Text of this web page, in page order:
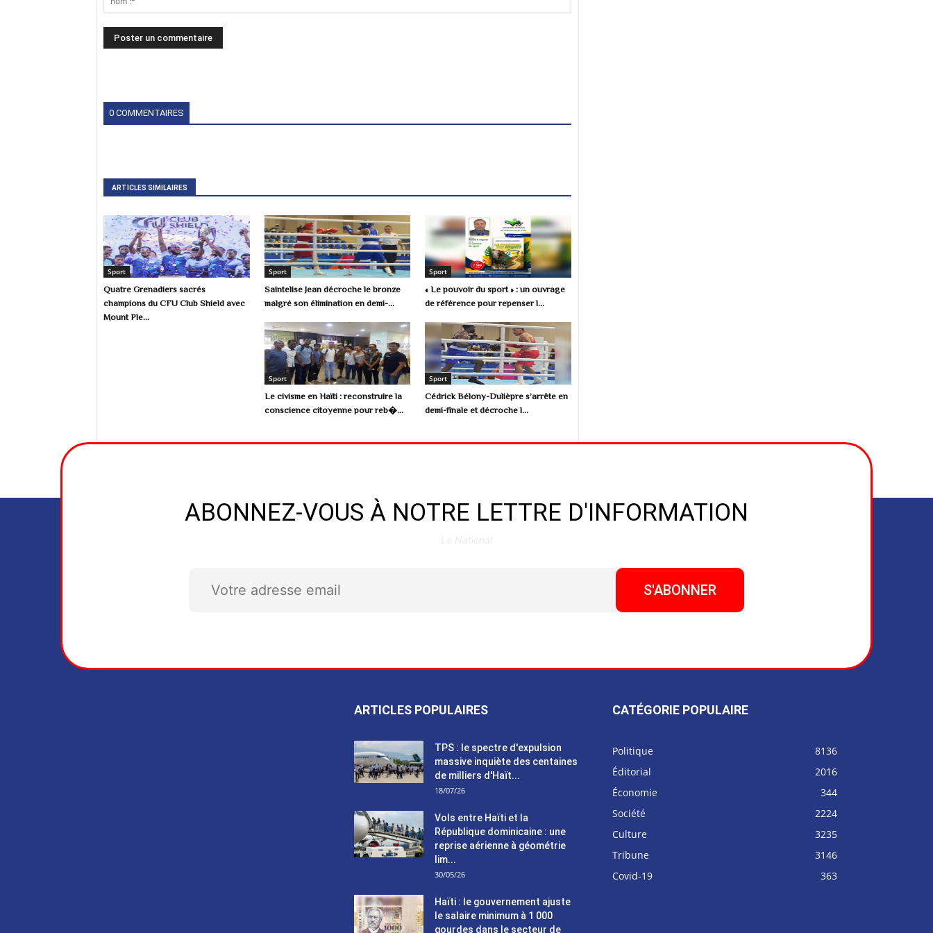
0 COMMENTAIRES
ARTICLES SIMILAIRES
Sport
Quatre Grenadiers sacrés
champions du CFU Club Shield avec
Mount Ple...
Sport
Saintelise Jean décroche le bronze
malgré son élimination en demi-...
Sport
« Le pouvoir du sport » : un ouvrage
de référence pour repenser l...
Sport
Le civisme en Haïti : reconstruire la
conscience citoyenne pour reb�...
Sport
Cédrick Bélony-Dulièpre s’arrête en
demi-finale et décroche l...
ABONNEZ-VOUS À NOTRE LETTRE D'INFORMATION
ARTICLES POPULAIRES
TPS : le spectre d'expulsion
massive inquiète des centaines
de milliers d'Haït...
18/07/26
Vols entre Haïti et la
République dominicaine : une
reprise aérienne à géométrie
lim...
30/05/26
Haïti : le gouvernement ajuste
le salaire minimum à 1 000
gourdes dans le secteur de
CATÉGORIE POPULAIRE
Politique
8136
Éditorial
2016
Économie
344
Société
2224
Culture
3235
Tribune
3146
Covid-19
363